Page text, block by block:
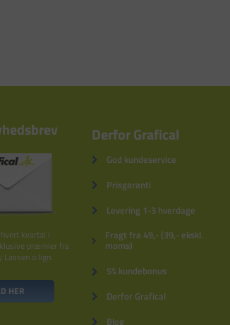
kvartal i
præmier fra
Lassen o.lign.
HER
Derfor Grafical
God kundeservice
Prisgaranti
Levering 1-3 hverdage
Fragt fra 49,- (39,- ekskl.
moms)
5% kundebonus
Derfor Grafical
Blog